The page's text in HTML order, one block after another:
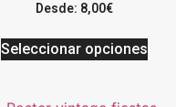
Desde: 8,00€
Seleccionar opciones